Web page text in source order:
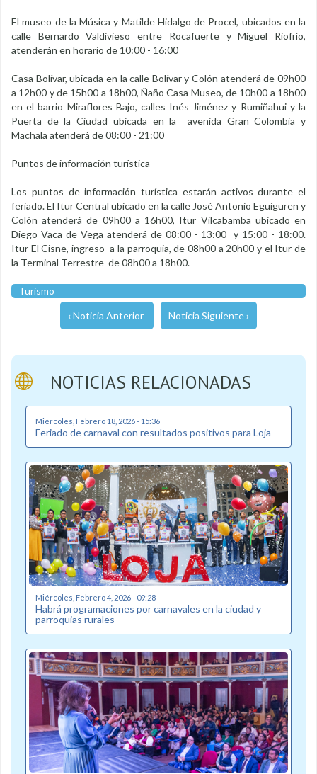
El museo de la Música y Matilde Hidalgo de Procel, ubicados en la
calle Bernardo Valdivieso entre Rocafuerte y Miguel Riofrío,
atenderán en horario de 10:00 - 16:00
Casa Bolívar, ubicada en la calle Bolívar y Colón atenderá de 09h00
a 12h00 y de 15h00 a 18h00, Ñaño Casa Museo, de 10h00 a 18h00
en el barrio Miraflores Bajo, calles Inés Jiménez y Rumiñahui y la
Puerta de la Ciudad ubicada en la avenida Gran Colombia y
Machala atenderá de 08:00 - 21:00
Puntos de información turística
Los puntos de información turística estarán activos durante el
feriado. El Itur Central ubicado en la calle José Antonio Eguiguren y
Colón atenderá de 09h00 a 16h00, Itur Vilcabamba ubicado en
Diego Vaca de Vega atenderá de 08:00 - 13:00 y 15:00 - 18:00.
Itur El Cisne, ingreso a la parroquia, de 08h00 a 20h00 y el Itur de
la Terminal Terrestre de 08h00 a 18h00.
Turismo
‹ Noticia Anterior Noticia Siguiente ›
NOTICIAS RELACIONADAS
Miércoles, Febrero 18, 2026 - 15:36
Feriado de carnaval con resultados positivos para Loja
Miércoles, Febrero 4, 2026 - 09:28
Habrá programaciones por carnavales en la ciudad y
parroquias rurales